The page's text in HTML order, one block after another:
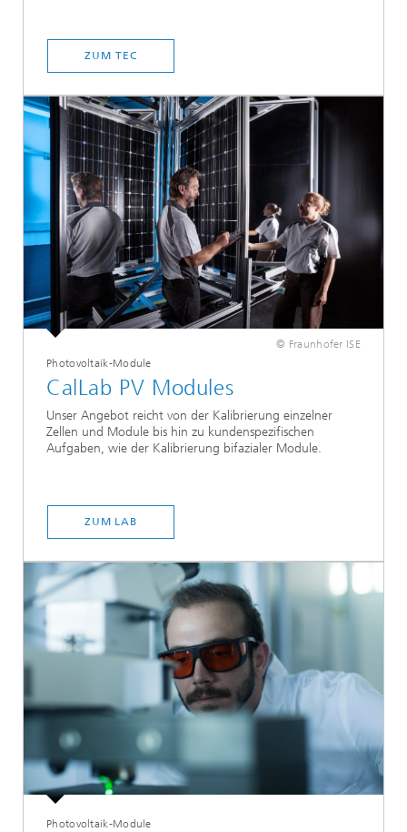
ZUM TEC
© Fraunhofer ISE
Photovoltaik-Module
CalLab PV Modules
Unser Angebot reicht von der Kalibrierung einzelner
Zellen und Module bis hin zu kundenspezifischen
Aufgaben, wie der Kalibrierung bifazialer Module.
ZUM LAB
Photovoltaik-Module